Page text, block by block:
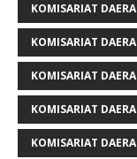
KOMISARIAT
KOMISARIAT
KOMISARIAT
KOMISARIAT
KOMISARIAT